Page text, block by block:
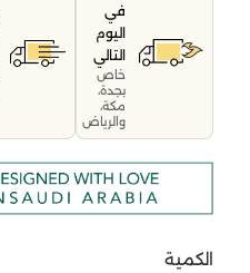
في
اليوم
التالي
خاص
بجدة،
مكة،
والرياض
الكمية